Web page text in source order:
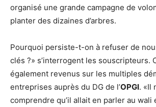
organisé une grande campagne de
planter des dizaines d’arbres.
Pourquoi persiste-t-on à refuser de
clés ?» s’interrogent les souscripteurs.
également revenus sur les multiples
entreprises auprès du DG de l’OPGI. «Il
comprendre qu’il allait en parler au wali